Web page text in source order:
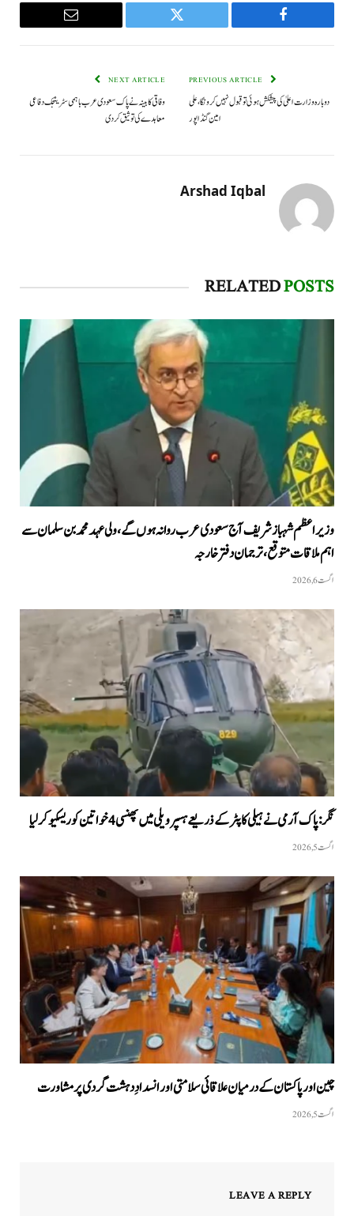
Facebook
Twitter
Email
دوبارہ وزارت اعلیٰ کی پیشکش ہوئی تو قبول نہیں کرونگا،علی
امین گنڈاپور
NEXT ARTICLE
وفاقی کابینہ نے پاک سعودی عرب باہمی سٹریٹجک دفاعی
معاہدے کی توثیق کردی
Arshad Iqbal
RELATEDPOSTS
وزیراعظم شہباز شریف آج سعودی عرب روانہ ہوں گے، ولی عہد محمد بن سلمان سے
اہم ملاقات متوقع، ترجمان دفتر خارجہ
اگست 6, 2026
نگر: پاک آرمی نے ہیلی کاپٹر کے ذریعے ہسپر ویلی میں پھنسی 4 خواتین کو ریسکیو کرلیا
اگست 5, 2026
چین اور پاکستان کے درمیان علاقائی سلامتی اور انسدادِ دہشت گردی پر مشاورت
اگست 5, 2026
LEAVE A REPLY